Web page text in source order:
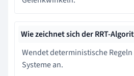
Wie zeichnet sich der RRT-
Wendet deterministische
Systeme an.